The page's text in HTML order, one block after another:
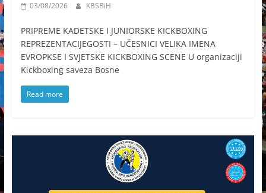
03/08/2026 KBSBiH
PRIPREME KADETSKE I JUNIORSKE KICKBOXING
REPREZENTACIJEGOSTI – UČESNICI VELIKA IMENA
EVROPKSE I SVJETSKE KICKBOXING SCENE U organizaciji
Kickboxing saveza Bosne
Read more